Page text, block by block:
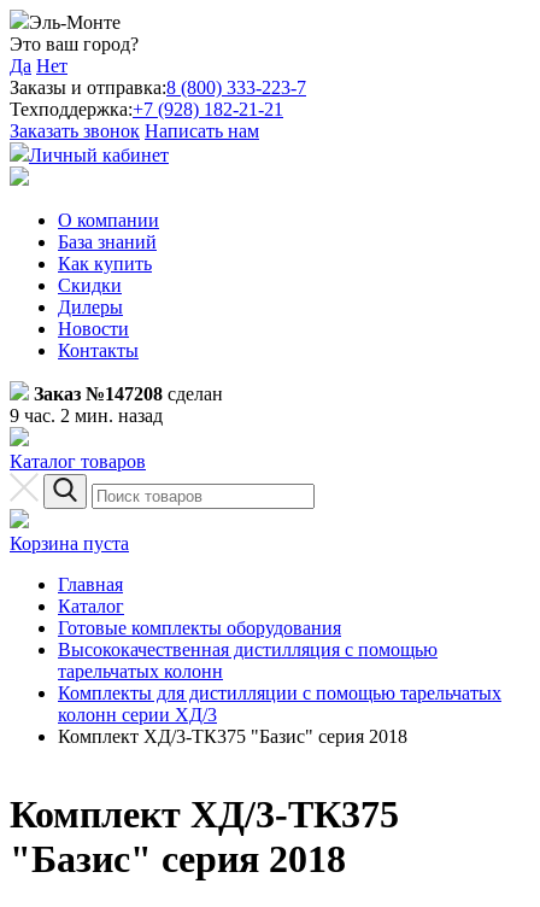
Эль-Монте
Это ваш город?
Да Нет
Заказы и отправка:8 (800) 333-223-7
Техподдержка:+7 (928) 182-21-21
Заказать звонок Написать нам
Личный кабинет
О компании
База знаний
Как купить
Скидки
Дилеры
Новости
Контакты
Заказ №147208 сделан
9 час. 2 мин. назад
Каталог товаров
Корзина пуста
Главная
Каталог
Готовые комплекты оборудования
Высококачественная дистилляция с помощью
тарельчатых колонн
Комплекты для дистилляции с помощью тарельчатых
колонн серии ХД/3
Комплект ХД/3-ТК375 "Базис" серия 2018
Комплект ХД/3-ТК375
"Базис" серия 2018